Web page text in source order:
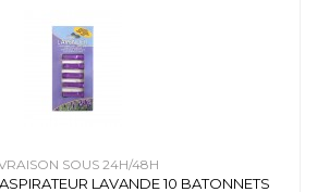
SOUS 24H/48H
LAVANDE 10 BATONNETS